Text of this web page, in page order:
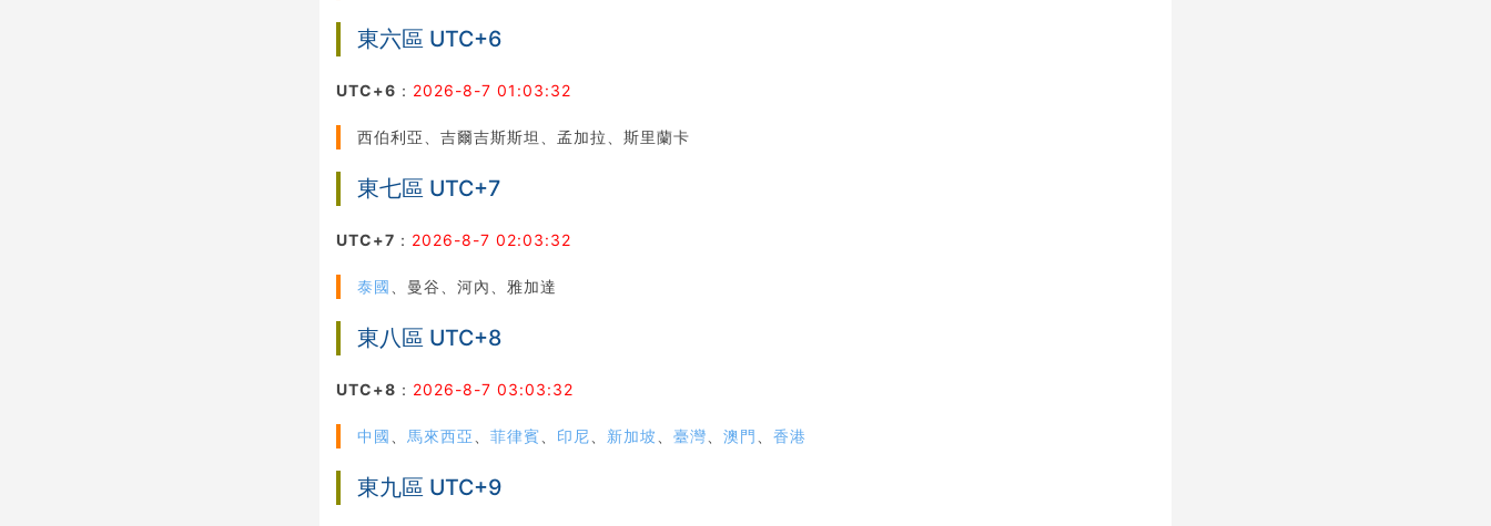
東六區 UTC+6
UTC+6 ： 2026-8-7 01:03:32
西伯利亞、吉爾吉斯斯坦、孟加拉、斯里蘭卡
東七區 UTC+7
UTC+7 ： 2026-8-7 02:03:32
泰國 、曼谷、河內、雅加達
東八區 UTC+8
UTC+8 ： 2026-8-7 03:03:32
中國 馬來西亞 、菲律賓 印尼 新加坡 、臺灣 、澳門 、香港
東九區 UTC+9